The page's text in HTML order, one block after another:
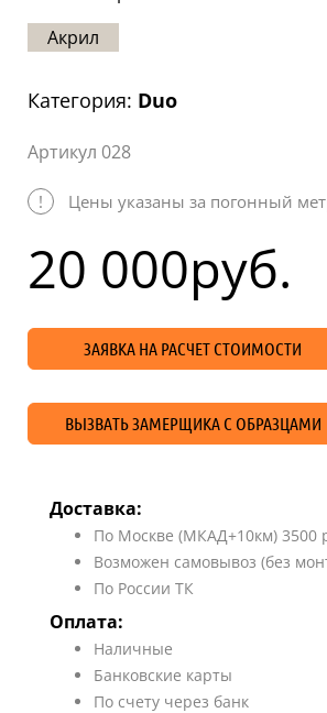
Карта
Акрил
Категория: Duo
Артикул 028
! Цены указаны за погонный
20 000руб.
ЗАЯВКА НА РАСЧЕТ СТОИМОСТИ
ВЫЗВАТЬ ЗАМЕРЩИКА С ОБРАЗЦАМИ
Доставка:
По Москве (МКАД+10км) 3500
Возможен самовывоз (без
По России ТК
Оплата:
Наличные
Банковские карты
По счету через банк